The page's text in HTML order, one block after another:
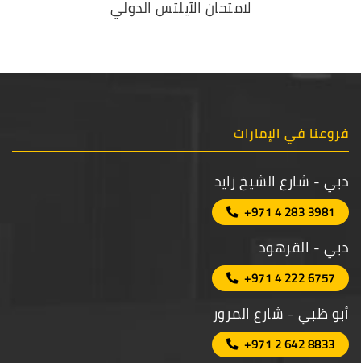
لامتحان الآيلتس الدولي
فروعنا في الإمارات
دبي - شارع الشيخ زايد
+971 4 283 3981
دبي - القرهود
+971 4 222 6757
أبو ظبي - شارع المرور
+971 2 642 8833